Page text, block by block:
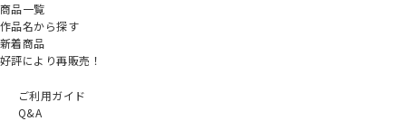
商品一覧
作品名から探す
新着商品
好評により再販売！
ご利用ガイド
Q&A